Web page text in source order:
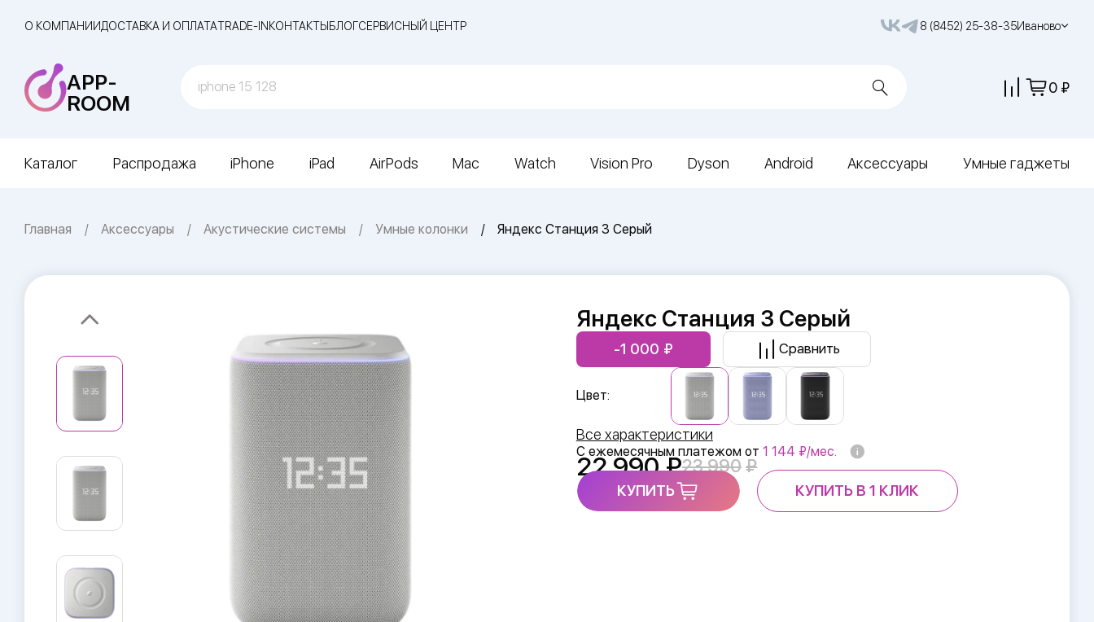
О КОМПАНИИДОСТАВКА И ОПЛАТАTRADE-INКОНТАКТЫБЛОГСЕРВИСНЫЙ ЦЕНТР 8 (8452) 25-38-35Иваново
APP-
ROOM
0
Каталог Распродажа iPhone iPad AirPods Mac Watch Vision Pro Dyson Android Аксессуары Умные гаджеты
Главная Аксессуары Акустические системы Умные колонки Яндекс Станция 3 Серый
Яндекс Станция 3 Серый
-1 000 Сравнить
Цвет:
Все характеристики
С ежемесячным платежом от 1 144 ₽/мес.
22 990 23 990
КУПИТЬ КУПИТЬ В 1 КЛИК